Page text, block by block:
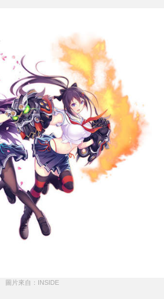
圖片來自：INSIDE